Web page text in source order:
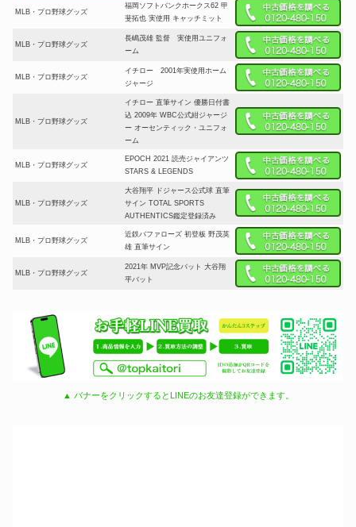
MLB・プロ野球グッズ
福岡ソフトバンクホークス62 甲
斐拓也 実使用 キャッチミット
MLB・プロ野球グッズ
長嶋茂雄 監督 実使用ユニフォ
ーム
MLB・プロ野球グッズ
イチロー 2001年実使用ホーム
ジャージ
MLB・プロ野球グッズ
イチロー 直筆サイン 優勝日付書
込 2009年 WBC公式紺ジャージ
ー オーセンティック・ユニフォ
ーム
MLB・プロ野球グッズ
EPOCH 2021 読売ジャイアンツ
STARS & LEGENDS
MLB・プロ野球グッズ
大谷翔平 ドジャース公式球 直筆
サイン TOTAL SPORTS
AUTHENTICS鑑定登録済み
MLB・プロ野球グッズ
近鉄バファローズ 初登板 野茂英
雄 直筆サイン
MLB・プロ野球グッズ
2021年 MVP記念バット 大谷翔
平バット
▲ バナーをクリックするとLINEのお友達登録ができます。